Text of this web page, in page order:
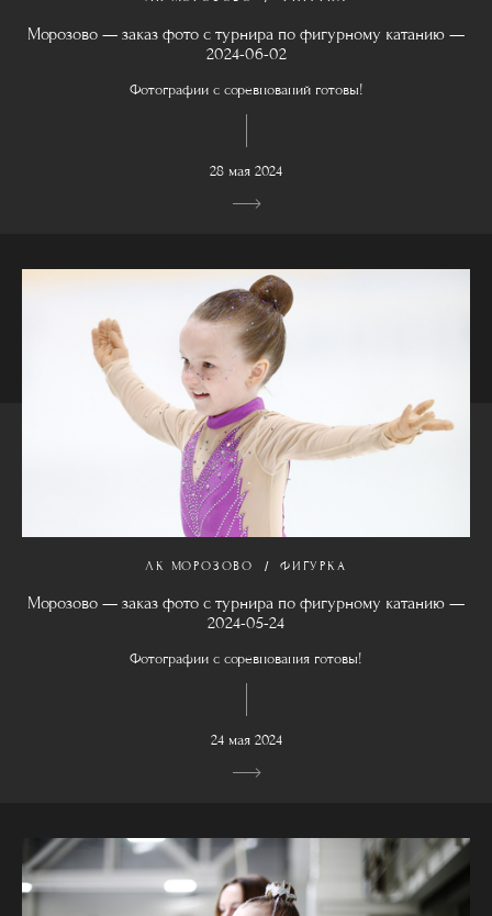
Морозово — заказ фото с турнира по фигурному катанию —
2024-06-02
Фотографии с соревнований готовы!
28 мая 2024
ЛК МОРОЗОВО ФИГУРКА
Морозово — заказ фото с турнира по фигурному катанию —
2024-05-24
Фотографии с соревнования готовы!
24 мая 2024